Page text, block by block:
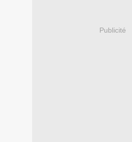
Publicité